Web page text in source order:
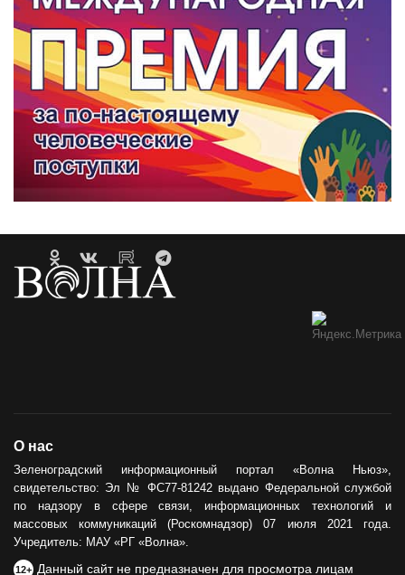
О нас
Зеленоградский информационный портал «Волна Ньюз»,
свидетельство: Эл № ФС77-81242 выдано Федеральной службой
по надзору в сфере связи, информационных технологий и
массовых коммуникаций (Роскомнадзор) 07 июля 2021 года.
Учредитель: МАУ «РГ «Волна».
12+ Данный сайт не предназначен для просмотра лицам